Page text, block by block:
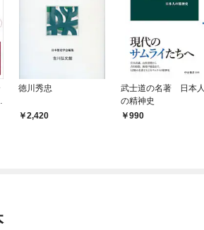
徳川秀忠
2,420
武士道の名著 日本人
の精神史
990